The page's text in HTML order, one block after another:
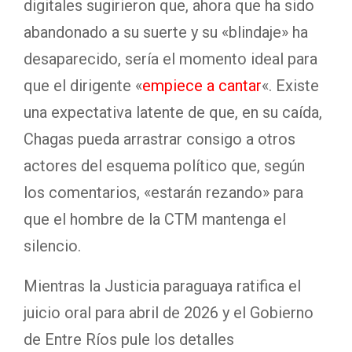
digitales sugirieron que, ahora que ha sido
abandonado a su suerte y su «blindaje» ha
desaparecido, sería el momento ideal para
que el dirigente «empiece a cantar«. Existe
una expectativa latente de que, en su caída,
Chagas pueda arrastrar consigo a otros
actores del esquema político que, según
los comentarios, «estarán rezando» para
que el hombre de la CTM mantenga el
silencio.
Mientras la Justicia paraguaya ratifica el
juicio oral para abril de 2026 y el Gobierno
de Entre Ríos pule los detalles